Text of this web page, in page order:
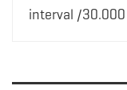
interval /